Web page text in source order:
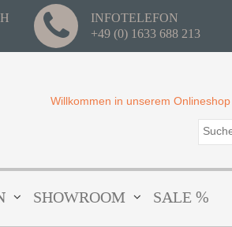
INFOTELEFON
+49 (0) 1633 688 213
Willkommen in unserem Onlineshop
SHOWROOM SALE %